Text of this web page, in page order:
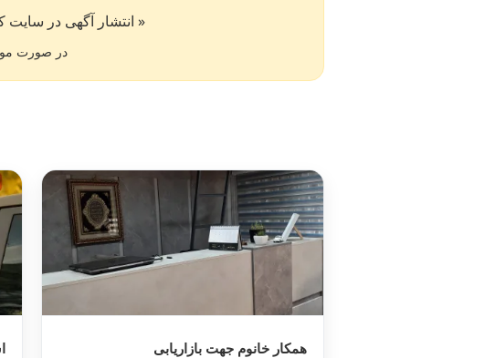
« انتشار آگهی در سایت کار۵۰ به معنی تایید آگهی دهنده از طرف سایت کار۵۰ نمی
در صورت
همکار خانوم جهت بازاریابی